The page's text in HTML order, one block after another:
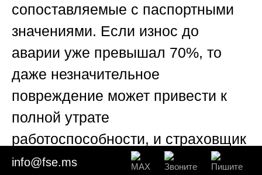
сопоставляемые с паспортными
значениями. Если износ до
аварии уже превышал 70%, то
даже незначительное
повреждение может привести к
полной утрате
работоспособности, и страховщик
может заявить, что авария лишь
info@fse.ms